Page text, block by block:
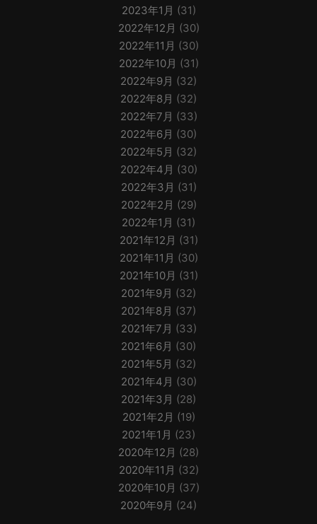
2023年1月 (31)
2022年12月 (30)
2022年11月 (30)
2022年10月 (31)
2022年9月 (32)
2022年8月 (32)
2022年7月 (33)
2022年6月 (30)
2022年5月 (32)
2022年4月 (30)
2022年3月 (31)
2022年2月 (29)
2022年1月 (31)
2021年12月 (31)
2021年11月 (30)
2021年10月 (31)
2021年9月 (32)
2021年8月 (37)
2021年7月 (33)
2021年6月 (30)
2021年5月 (32)
2021年4月 (30)
2021年3月 (28)
2021年2月 (19)
2021年1月 (23)
2020年12月 (28)
2020年11月 (32)
2020年10月 (37)
2020年9月 (24)